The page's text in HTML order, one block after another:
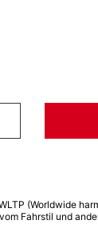
(Worldwide
Fahrstil und